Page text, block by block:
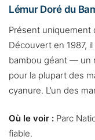
Lémur Doré du
Présent uniquement
Découvert en 1987,
bambou géant — un
pour la plupart des
cyanure. L’un des
Où le voir : Parc
fiable.